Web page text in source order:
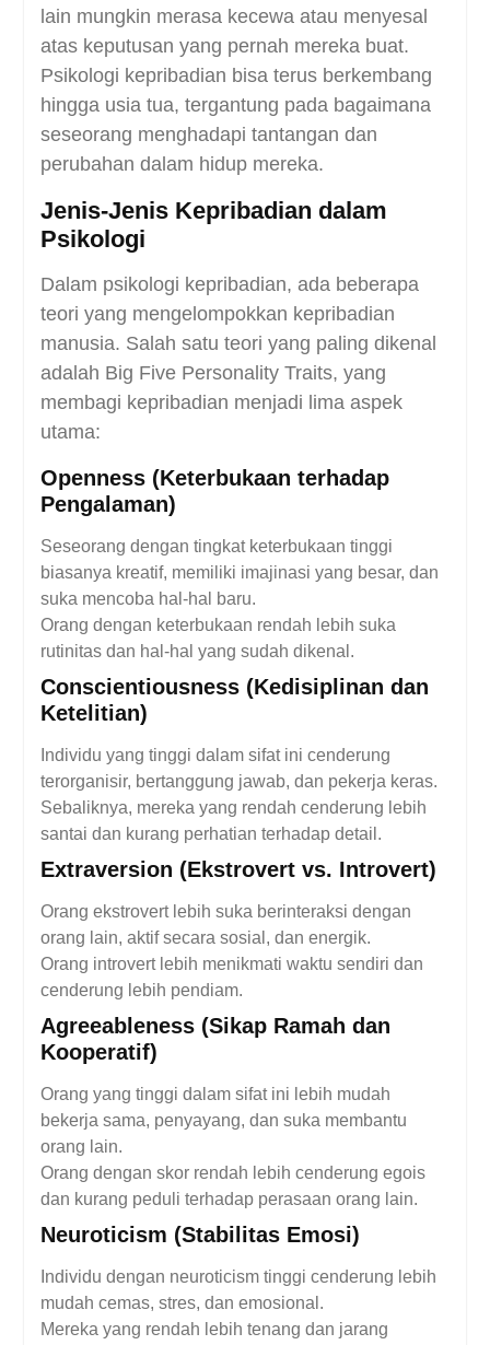
lain mungkin merasa kecewa atau menyesal
atas keputusan yang pernah mereka buat.
Psikologi kepribadian bisa terus berkembang
hingga usia tua, tergantung pada bagaimana
seseorang menghadapi tantangan dan
perubahan dalam hidup mereka.
Jenis-Jenis Kepribadian dalam
Psikologi
Dalam psikologi kepribadian, ada beberapa
teori yang mengelompokkan kepribadian
manusia. Salah satu teori yang paling dikenal
adalah Big Five Personality Traits, yang
membagi kepribadian menjadi lima aspek
utama:
Openness (Keterbukaan terhadap
Pengalaman)
Seseorang dengan tingkat keterbukaan tinggi
biasanya kreatif, memiliki imajinasi yang besar, dan
suka mencoba hal-hal baru.
Orang dengan keterbukaan rendah lebih suka
rutinitas dan hal-hal yang sudah dikenal.
Conscientiousness (Kedisiplinan dan
Ketelitian)
Individu yang tinggi dalam sifat ini cenderung
terorganisir, bertanggung jawab, dan pekerja keras.
Sebaliknya, mereka yang rendah cenderung lebih
santai dan kurang perhatian terhadap detail.
Extraversion (Ekstrovert vs. Introvert)
Orang ekstrovert lebih suka berinteraksi dengan
orang lain, aktif secara sosial, dan energik.
Orang introvert lebih menikmati waktu sendiri dan
cenderung lebih pendiam.
Agreeableness (Sikap Ramah dan
Kooperatif)
Orang yang tinggi dalam sifat ini lebih mudah
bekerja sama, penyayang, dan suka membantu
orang lain.
Orang dengan skor rendah lebih cenderung egois
dan kurang peduli terhadap perasaan orang lain.
Neuroticism (Stabilitas Emosi)
Individu dengan neuroticism tinggi cenderung lebih
mudah cemas, stres, dan emosional.
Mereka yang rendah lebih tenang dan jarang